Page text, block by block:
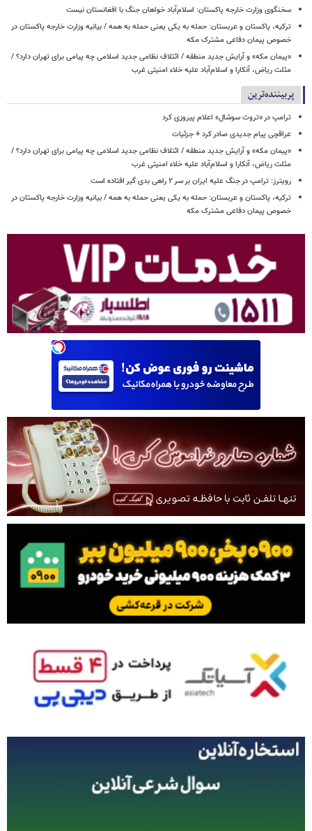
سخنگوی وزارت خارجه پاکستان: اسلام‌آباد خواهان جنگ با افغانستان نیست
ترکیه، پاکستان و عربستان: حمله به یکی یعنی حمله به همه / بیانیه وزارت خارجه پاکستان در
خصوص پیمان دفاعی مشترک مکه
«پیمان مکه» و آرایش جدید منطقه / ائتلاف نظامی جدید اسلامی چه پیامی برای تهران دارد؟ /
مثلث ریاض، آنکارا و اسلام‌آباد علیه خلاء امنیتی غرب
پربیننده‌ترین
ترامپ در «تروث سوشال» اعلام پیروزی کرد
عراقچی پیام جدیدی صادر کرد + جزئیات
«پیمان مکه» و آرایش جدید منطقه / ائتلاف نظامی جدید اسلامی چه پیامی برای تهران دارد؟ /
مثلث ریاض، آنکارا و اسلام‌آباد علیه خلاء امنیتی غرب
رویترز: ترامپ در جنگ علیه ایران بر سر ۲ راهی بدی گیر افتاده است
ترکیه، پاکستان و عربستان: حمله به یکی یعنی حمله به همه / بیانیه وزارت خارجه پاکستان در
خصوص پیمان دفاعی مشترک مکه